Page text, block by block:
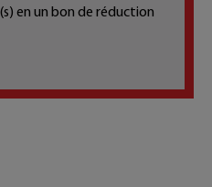
en un bon de réduction